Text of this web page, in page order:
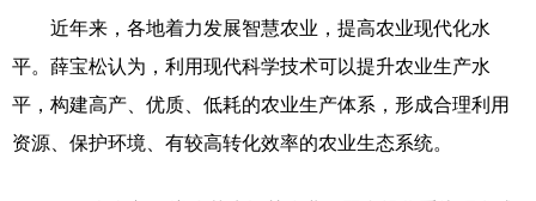
近年来，各地着力发展智慧农业，提高农业现代化水
平。薛宝松认为，利用现代科学技术可以提升农业生产水
平，构建高产、优质、低耗的农业生产体系，形成合理利用
资源、保护环境、有较高转化效率的农业生态系统。